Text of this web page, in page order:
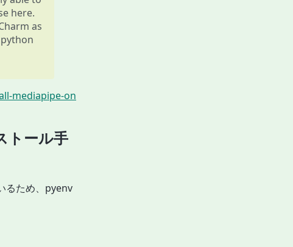
here.
as
mediapipe-on
トール手
るため、pyenv